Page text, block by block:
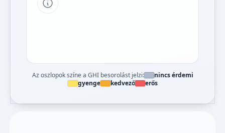
Tipp a grafikon jelmagyarázatához
Az oszlopok színe a GHI besorolást jelzi:
nincs érdemi
gyenge
kedvező erős